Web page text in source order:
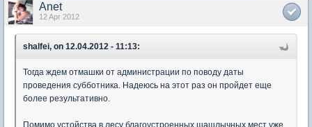
Anet
12 Apr 2012
shalfei, on 12.04.2012 - 11:13:
Тогда ждем отмашки от администрации по поводу даты
проведения субботника. Надеюсь на этот раз он пройдет еще
более результативно.
Помимо устойства в лесу благоустроенных шашлычных мест уже